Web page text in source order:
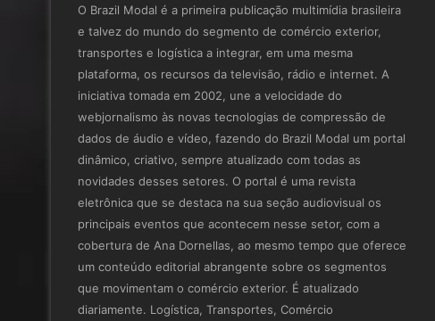
O Brazil Modal é a primeira publicação multimídia brasileira
e talvez do mundo do segmento de comércio exterior,
transportes e logística a integrar, em uma mesma
plataforma, os recursos da televisão, rádio e internet. A
iniciativa tomada em 2002, une a velocidade do
webjornalismo às novas tecnologias de compressão de
dados de áudio e vídeo, fazendo do Brazil Modal um portal
dinâmico, criativo, sempre atualizado com todas as
novidades desses setores. O portal é uma revista
eletrônica que se destaca na sua seção audiovisual os
principais eventos que acontecem nesse setor, com a
cobertura de Ana Dornellas, ao mesmo tempo que oferece
um conteúdo editorial abrangente sobre os segmentos
que movimentam o comércio exterior. É atualizado
diariamente. Logística, Transportes, Comércio